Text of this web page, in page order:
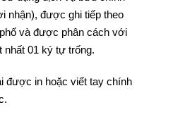
nhận), được ghi tiếp theo
và được phân cách với
nhất 01 ký tự trống.
được in hoặc viết tay chính